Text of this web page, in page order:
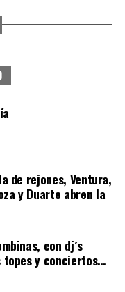
COLOMBINAS
de rejones, Ventura,
y Duarte abren la
con dj´s
topes y conciertos…